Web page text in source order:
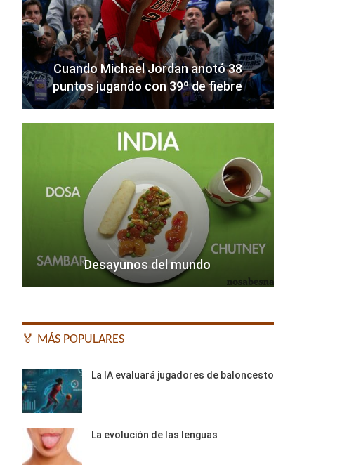
Cuando Michael Jordan anotó 38
puntos jugando con 39º de fiebre
Desayunos del mundo
🏅 MÁS POPULARES
La IA evaluará jugadores de baloncesto
La evolución de las lenguas